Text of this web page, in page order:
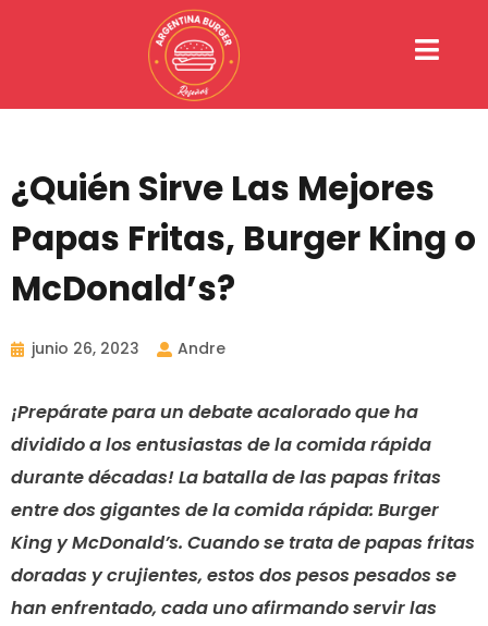
¿Quién Sirve Las Mejores
Papas Fritas, Burger King o
McDonald’s?
junio 26, 2023 Andre
¡Prepárate para un debate acalorado que ha
dividido a los entusiastas de la comida rápida
durante décadas! La batalla de las papas fritas
entre dos gigantes de la comida rápida: Burger
King y McDonald’s. Cuando se trata de papas fritas
doradas y crujientes, estos dos pesos pesados se
han enfrentado, cada uno afirmando servir las